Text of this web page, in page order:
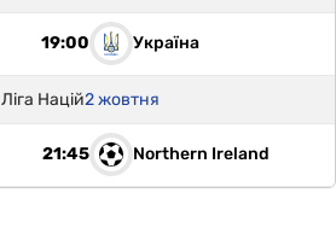
19:00 Україна
Ліга Націй2 жовтня
21:45 Northern Ireland